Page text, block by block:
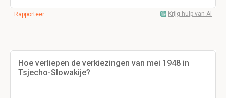
Rapporteer Krijg hulp van AI
Hoe verliepen de verkiezingen van mei 1948 in
Tsjecho-Slowakije?